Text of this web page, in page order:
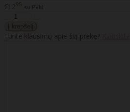
€1295 su PVM
Turite klausimų apie šią prekę?